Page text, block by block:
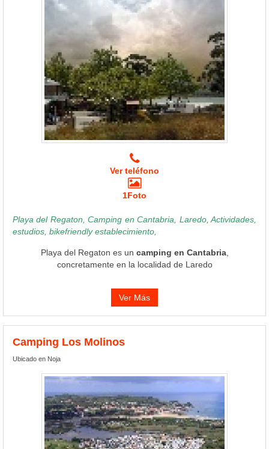
Ver teléfono
1Foto
Playa del Regaton, Camping en Cantabria, Laredo, Actividades,
estudios, bikefriendly establecimiento,
Playa del Regaton es un camping en Cantabria,
concretamente en la localidad de Laredo
Ver Más
Camping Los Molinos
Ubicado en Noja